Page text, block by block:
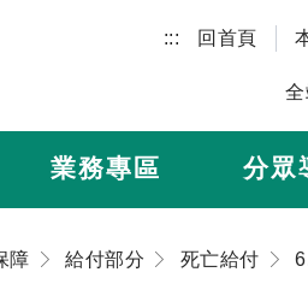
::: 回首頁
業務專區 分眾
障 給付部分 死亡給付